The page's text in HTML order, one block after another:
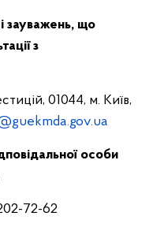
зауважень, що
з
01044, м. Київ,
особи
72-62